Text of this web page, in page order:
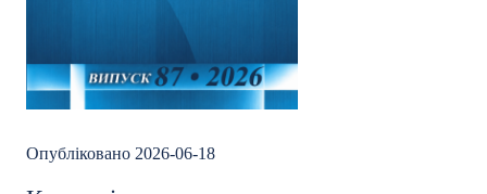
Опубліковано 2026-06-18